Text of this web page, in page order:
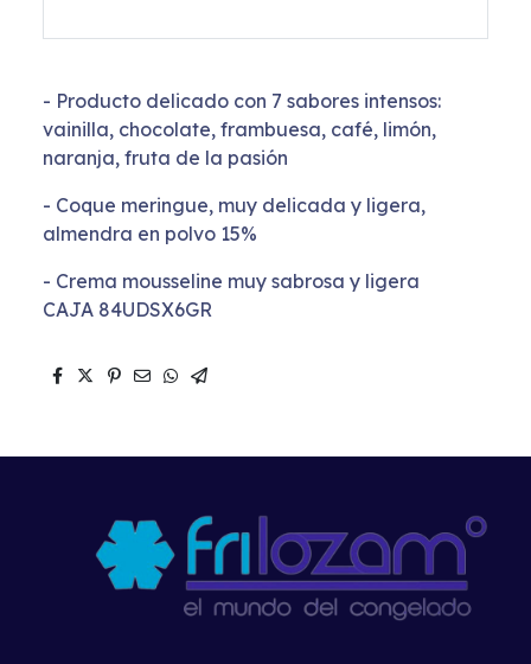
- Producto delicado con 7 sabores intensos:
vainilla, chocolate, frambuesa, café, limón,
naranja, fruta de la pasión
- Coque meringue, muy delicada y ligera,
almendra en polvo 15%
- Crema mousseline muy sabrosa y ligera
CAJA 84UDSX6GR